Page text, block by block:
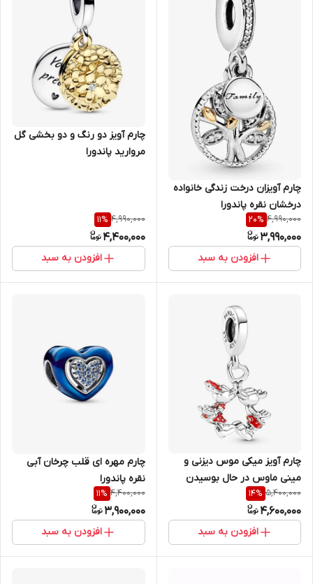
چارم آویزان درخت زندگی خانواده
درخشان نقره پاندورا
4,990,000
20%
3,990,000
افزودن به سبد
چارم آویز دو رنگ و دو بخشی گل
مروارید پاندورا
4,990,000
11%
4,400,000
افزودن به سبد
چارم آویز میکی موس دیزنی و
مینی ماوس در حال بوسیدن
طلسم آویزان
5,400,000
14%
4,600,000
افزودن به سبد
چارم مهره ای قلب چرخان آبی
نقره پاندورا
4,400,000
11%
3,900,000
افزودن به سبد